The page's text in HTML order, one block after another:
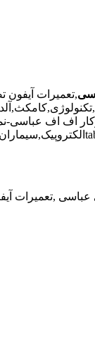
,تعمیرات
اف اف عباسی-
,تعمیرات